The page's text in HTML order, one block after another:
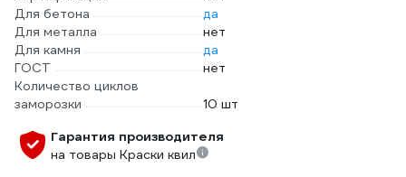
Для бетона
да
Для металла
нет
Для камня
да
ГОСТ
нет
Количество циклов
заморозки
10 шт
Гарантия производителя
на товары Краски квил